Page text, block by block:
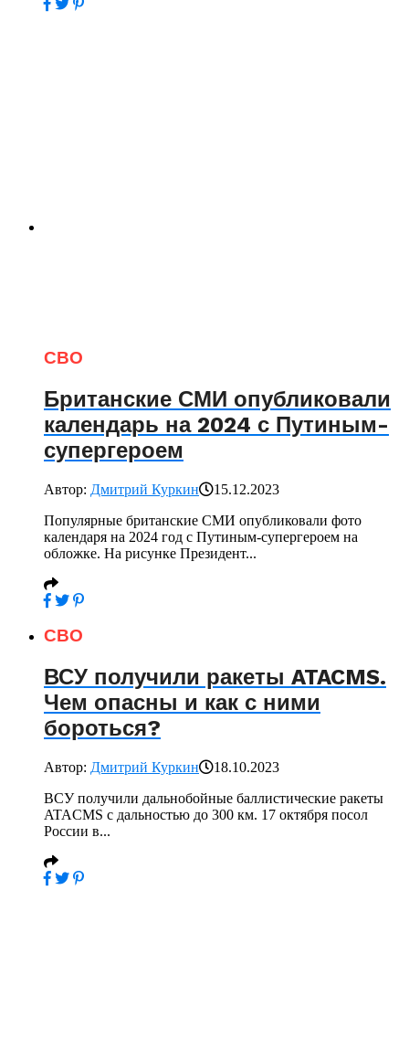
СВО
Британские СМИ опубликовали
календарь на 2024 с Путиным-
супергероем
Автор: Дмитрий Куркин
15.12.2023
Популярные британские СМИ опубликовали фото
календаря на 2024 год с Путиным-супергероем на
обложке. На рисунке Президент...
СВО
ВСУ получили ракеты ATACMS.
Чем опасны и как с ними
бороться?
Автор: Дмитрий Куркин
18.10.2023
ВСУ получили дальнобойные баллистические ракеты
ATACMS с дальностью до 300 км. 17 октября посол
России в...